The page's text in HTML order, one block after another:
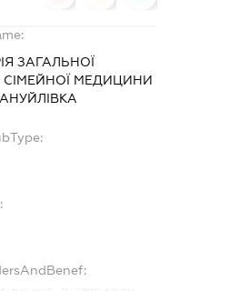
ЗАГАЛЬНОЇ
СІМЕЙНОЇ МЕДИЦИНИ